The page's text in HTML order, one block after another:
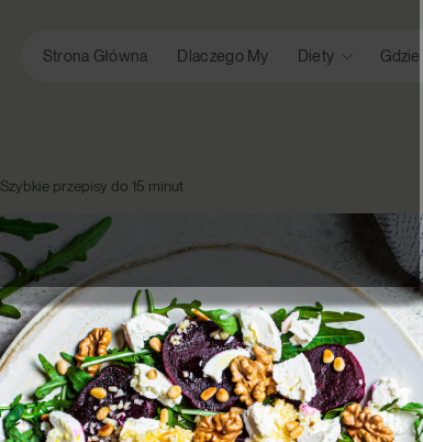
Strona Główna Dlaczego My Diety
Szybkie przepisy do 15 minut